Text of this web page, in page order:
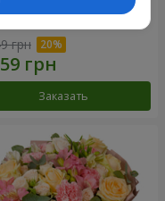
"Прикосновение
грн
Заказать